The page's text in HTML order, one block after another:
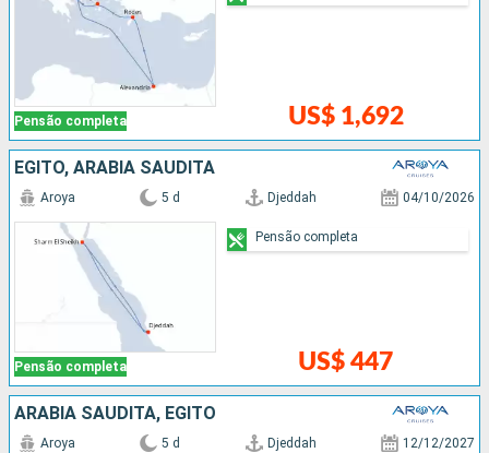
Pensão completa US$ 1,692
EGITO, ARABIA SAUDITA
Pensão completa
Aroya 5 d Djeddah 04/10/2026
US$ 447
Pensão completa
ARABIA SAUDITA, EGITO
Aroya 5 d Djeddah 12/12/2027